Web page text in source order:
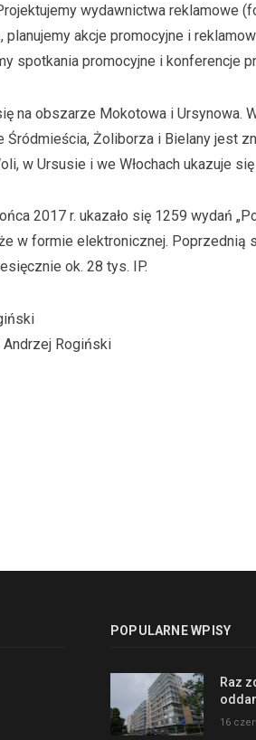
wydawnictwa reklamowe
akcje promocyjne i
spotkania promocyjne i konferencje
na obszarze Mokotowa i Ursynowa.
Śródmieścia, Żoliborza i Bielany jest
w Ursusie i we Włochach ukazuje
2017 r. ukazało się 1259 wydań
w formie elektronicznej. Poprzednią
ok. 28 tys. IP.
Andrzej Rogiński
POPULARNE WPISY
Raz
16